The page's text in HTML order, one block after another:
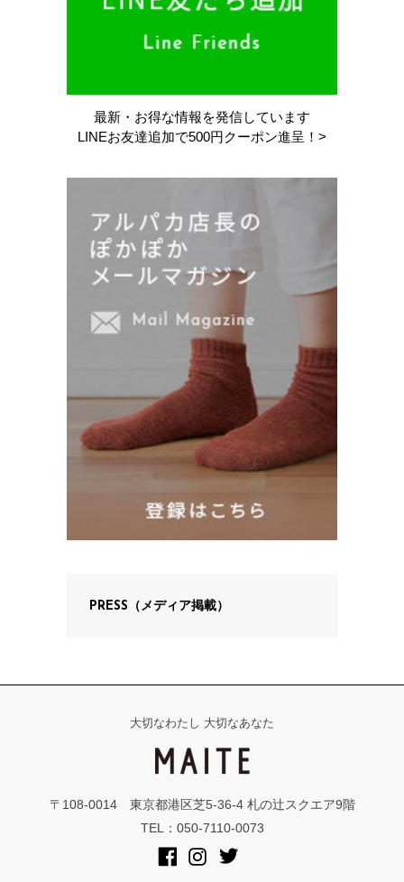
最新・お得な情報を発信しています
LINEお友達追加で500円クーポン進呈！>
PRESS（メディア掲載）
大切なわたし 大切なあなた
〒108-0014 東京都港区芝5-36-4 札の辻スクエア9階
TEL：050-7110-0073